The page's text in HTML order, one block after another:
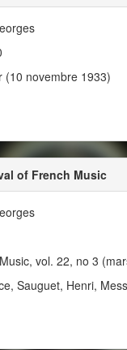
(10 novembre 1933)
of French Music
vol. 22, no 3
Sauguet, Henri,